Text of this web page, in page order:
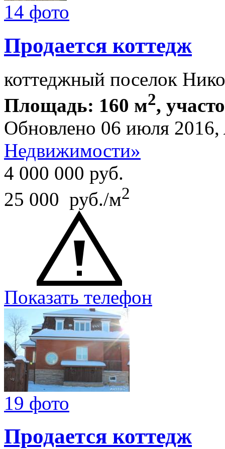
14 фото
Продается коттедж
коттеджный поселок
Площадь: 160 м2,
Обновлено 06 июля 2016,
Недвижимости»
4 000 000 руб.
25 000 руб./м2
Показать телефон
19 фото
Продается коттедж